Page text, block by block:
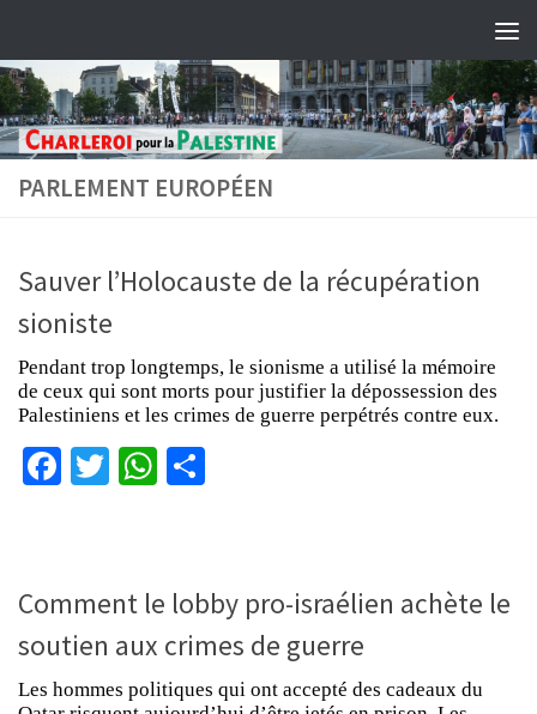
PARLEMENT EUROPÉEN
Sauver l’Holocauste de la récupération
sioniste
Pendant trop longtemps, le sionisme a utilisé la mémoire
de ceux qui sont morts pour justifier la dépossession des
Palestiniens et les crimes de guerre perpétrés contre eux.
Facebook
TwitterWhatsApp
Comment le lobby pro-israélien achète le
soutien aux crimes de guerre
Les hommes politiques qui ont accepté des cadeaux du